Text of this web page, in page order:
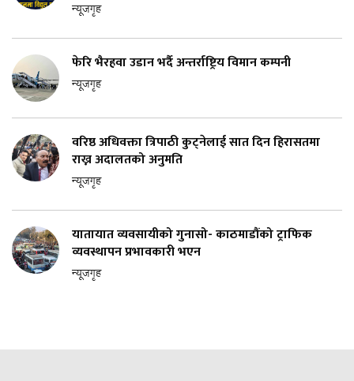
न्यूजगृह
फेरि भैरहवा उडान भर्दै अन्तर्राष्ट्रिय विमान कम्पनी
न्यूजगृह
वरिष्ठ अधिवक्ता त्रिपाठी कुट्नेलाई सात दिन हिरासतमा
राख्न अदालतको अनुमति
न्यूजगृह
यातायात व्यवसायीको गुनासो- काठमाडौंको ट्राफिक
व्यवस्थापन प्रभावकारी भएन
न्यूजगृह